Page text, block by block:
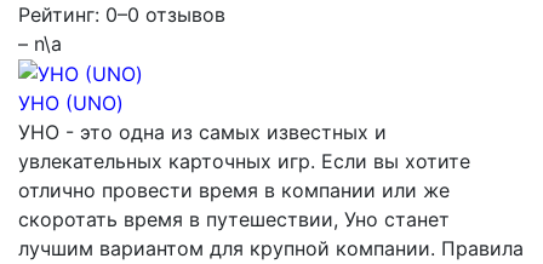
Рейтинг: 0–0 отзывов
– n\a
УНО (UNO)
УНО - это одна из самых известных и
увлекательных карточных игр. Если вы хотите
отлично провести время в компании или же
скоротать время в путешествии, Уно станет
лучшим вариантом для крупной компании. Правила